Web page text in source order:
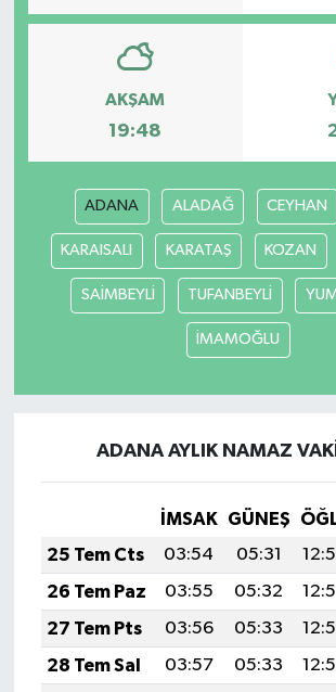
AKŞAM
19:48
ADANA ALADAĞ CEYHAN
KARAISALI KARATAŞ KOZAN
SAİMBEYLİ TUFANBEYLİ
İMAMOĞLU
ADANA AYLIK NAMAZ
İMSAK GÜNEŞ
25 Tem Cts
03:54 05:31
26 Tem Paz
03:55 05:32
27 Tem Pts
03:56 05:33
28 Tem Sal
03:57 05:33
TREND
MEDYA
OTOMOTİV
YAŞAM
KÜLTÜR SANAT